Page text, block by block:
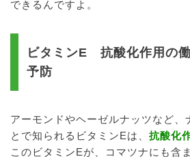
できるんですよ。
ビタミンE 抗酸化作用の
予防
アーモンドやヘーゼルナッツなど、
とで知られるビタミンEは、 抗酸化
このビタミンEが、コマツナにも含